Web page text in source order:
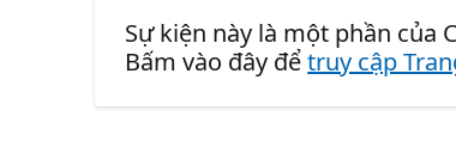
Sự kiện này là một phần của
Bấm vào đây đểtruy cập